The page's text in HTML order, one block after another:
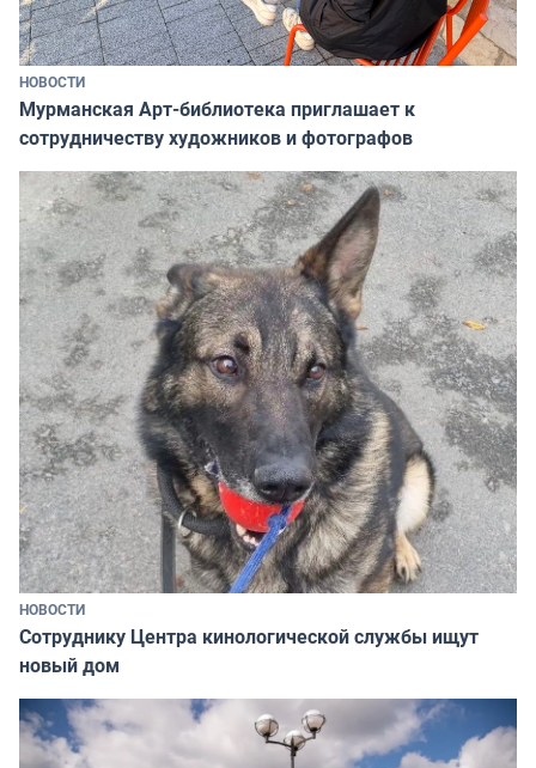
НОВОСТИ
Мурманская Арт-библиотека приглашает к
сотрудничеству художников и фотографов
НОВОСТИ
Сотруднику Центра кинологической службы ищут
новый дом